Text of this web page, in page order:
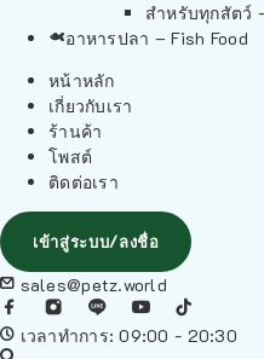
สำหรับทุกสัตว์
อาหารปลา – Fish Food
หน้าหลัก
เกี่ยวกับเรา
ร้านค้า
โพสต์
ติดต่อเรา
เข้าสู่ระบบ/ลงชื่อ
sales@petz.world
เวลาทำการ: 09:00 - 20:30